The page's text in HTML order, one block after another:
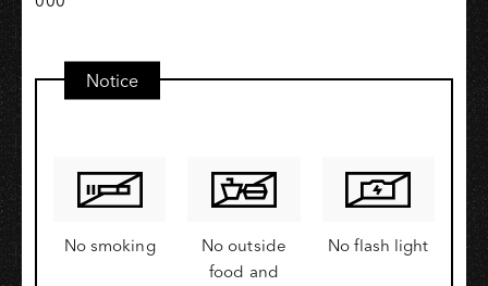
Notice
No smoking
No outside
food and
No flash light